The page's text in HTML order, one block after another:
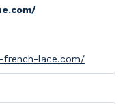
french-lace.com/